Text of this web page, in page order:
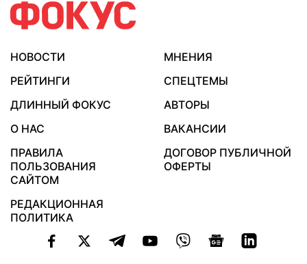
НОВОСТИ
МНЕНИЯ
РЕЙТИНГИ
СПЕЦТЕМЫ
ДЛИННЫЙ ФОКУС
АВТОРЫ
О НАС
ВАКАНСИИ
ПРАВИЛА
ПОЛЬЗОВАНИЯ
САЙТОМ
ДОГОВОР ПУБЛИЧНОЙ
ОФЕРТЫ
РЕДАКЦИОННАЯ
ПОЛИТИКА